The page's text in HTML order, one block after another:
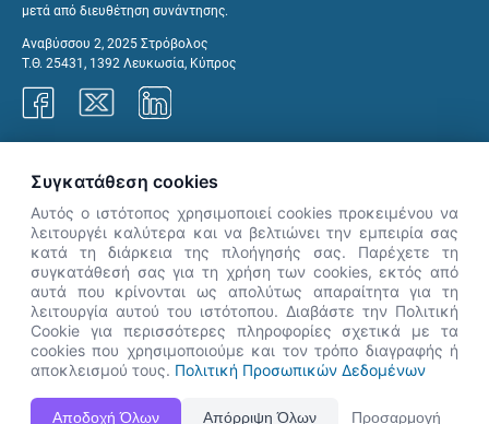
μετά από διευθέτηση συνάντησης.
Αναβύσσου 2, 2025 Στρόβολος
Τ.Θ. 25431, 1392 Λευκωσία, Κύπρος
Η Ιστοσελίδα ΑνΑΔ είναι πλήρως συμβατή με τις νεότερες εκδόσεις, Google Chrome, Mozilla Firefox,
Apple Safari καθώς και Internet Explorer.
👋 Καλώς ήρθες! Είμαι η Νόησις.
Πες μου πώς μπορώ να σε βοηθήσω
σήμερα.
Συγκατάθεση cookies
Αυτός ο ιστότοπος χρησιμοποιεί cookies προκειμένου να
λειτουργέι καλύτερα και να βελτιώνει την εμπειρία σας
κατά τη διάρκεια της πλοήγησής σας. Παρέχετε τη
συγκατάθεσή σας για τη χρήση των cookies, εκτός από
αυτά που κρίνονται ως απολύτως απαραίτητα για τη
λειτουργία αυτού του ιστότοπου. Διαβάστε την Πολιτική
Cookie για περισσότερες πληροφορίες σχετικά με τα
cookies που χρησιμοποιούμε και τον τρόπο διαγραφής ή
αποκλεισμού τους. Πολιτική Προσωπικών Δεδομένων
Αποδοχή Όλων Απόρριψη Όλων Προσαρμογή